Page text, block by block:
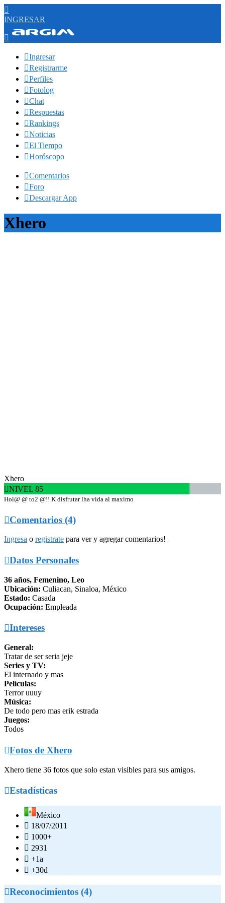

INGRESAR

Ingresar
Registrarme
Perfiles
Fotolog
Chat
Respuestas
Rankings
Noticias
El Tiempo
Horóscopo
Comentarios
Foro
Descargar App
Xhero
Xhero
NIVEL 85
Hol@ @ to2 @!! K disfrutar lha vida al maximo
Comentarios (4)
Ingresa o registrate para ver y agregar comentarios!
Datos Personales
36 años, Femenino, Leo
Ubicación: Culiacan, Sinaloa, México
Estado: Casada
Ocupación: Empleada
Intereses
General:
Tratar de ser seria jeje
Series y TV:
El internado y mas
Películas:
Terror uuuy
Música:
De todo pero mas erik estrada
Juegos:
Todos
Fotos de Xhero
Xhero tiene 36 fotos que solo estan visibles para sus amigos.
Estadísticas
México
 18/07/2011
 1000+
 2931
 +1a
 +30d
Reconocimientos (4)